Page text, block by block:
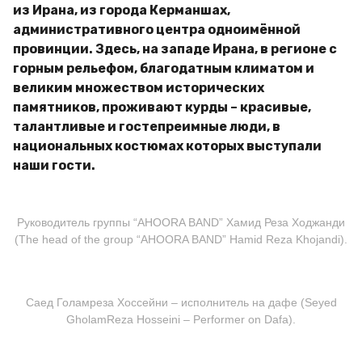
из Ирана, из города Керманшах,
административного центра одноимённой
провинции. Здесь, на западе Ирана, в регионе с
горным рельефом, благодатным климатом и
великим множеством исторических
памятников, проживают курды – красивые,
талантливые и гостепреимные люди, в
национальных костюмах которых выступали
наши гости.
Руководитель группы “AHOORA BAND” Хамид Реза Ходжанди
(The head of the group “AHOORA BAND” Hamid Reza Khojandi).
Саед Голамреза Хоссейни – исполнитель на дафе (Seyed
GholamReza Hosseini – Performer on Dafa).